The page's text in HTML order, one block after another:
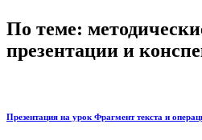
По теме:
презентации и
Презентация на урок Фрагмент текста и